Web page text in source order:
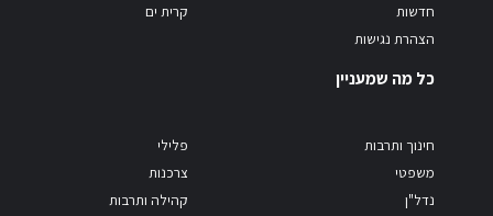
חדשות
הצהרת נגישות
קרית ים
כל מה שמעניין
חינוך ותרבות
משפטי
נדל"ן
פלילי
צרכנות
קהילה ותרבות